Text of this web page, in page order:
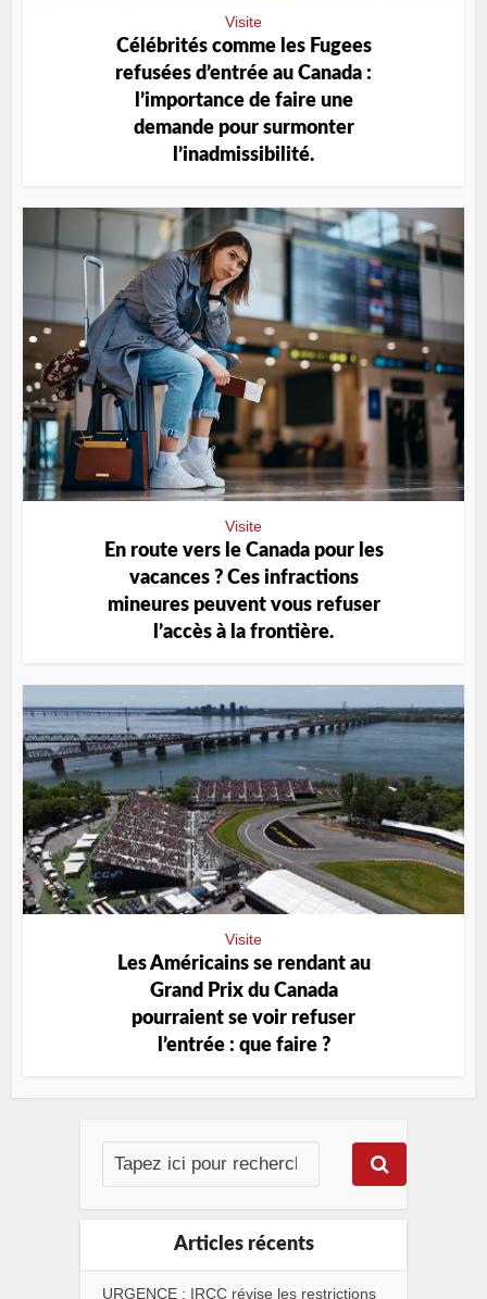
Visite
Célébrités comme les Fugees
refusées d’entrée au Canada :
l’importance de faire une
demande pour surmonter
l’inadmissibilité.
Visite
En route vers le Canada pour les
vacances ? Ces infractions
mineures peuvent vous refuser
l’accès à la frontière.
Visite
Les Américains se rendant au
Grand Prix du Canada
pourraient se voir refuser
l’entrée : que faire ?
Articles récents
URGENCE : IRCC révise les restrictions